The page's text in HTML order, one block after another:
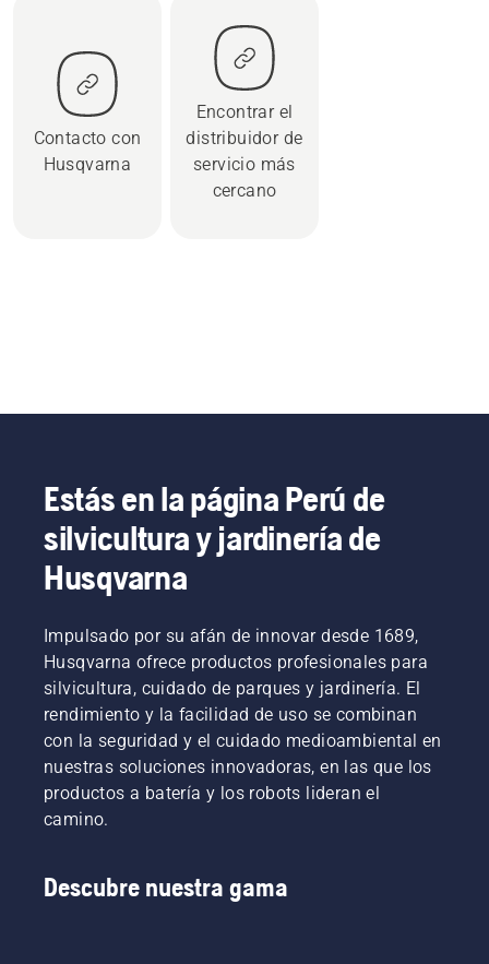
Contacto con
Husqvarna
Encontrar el
distribuidor de
servicio más
cercano
Estás en la página Perú de
silvicultura y jardinería de
Husqvarna
Impulsado por su afán de innovar desde 1689,
Husqvarna ofrece productos profesionales para
silvicultura, cuidado de parques y jardinería. El
rendimiento y la facilidad de uso se combinan
con la seguridad y el cuidado medioambiental en
nuestras soluciones innovadoras, en las que los
productos a batería y los robots lideran el
camino.
Descubre nuestra gama